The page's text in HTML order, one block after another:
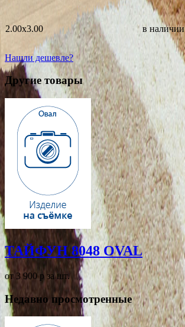
2.00x3.00 в наличии
Нашли дешевле?
Другие товары
ТАЙФУН 8048 OVAL
от 3 900 pза шт.
Недавно просмотренные